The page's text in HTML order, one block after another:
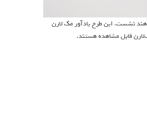
نشست. این طرح یادآور مک لارن